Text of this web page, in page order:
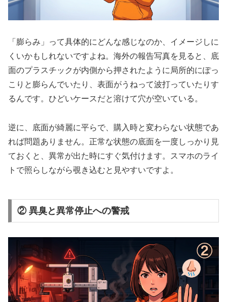
「膨らみ」って具体的にどんな感じなのか、イメージしに
くいかもしれないですよね。海外の報告写真を見ると、底
面のプラスチックが内側から押されたように局所的にぽっ
こりと膨らんでいたり、表面がうねって波打っていたりす
るんです。ひどいケースだと溶けて穴が空いている。
逆に、底面が綺麗に平らで、購入時と変わらない状態であ
れば問題ありません。正常な状態の底面を一度しっかり見
ておくと、異常が出た時にすぐ気付けます。スマホのライ
トで照らしながら覗き込むと見やすいですよ。
② 異臭と異常停止への警戒